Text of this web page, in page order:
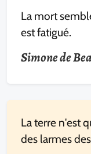
La mort
est fatigué.
Simone de
La terre n'est
des larmes